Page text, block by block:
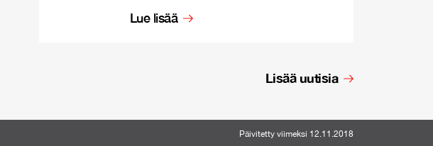
Lue lisää
Lisää uutisia
Päivitetty viimeksi 12.11.2018